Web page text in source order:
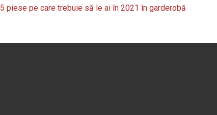
5 piese pe care trebuie să le ai în 2021 în garderobă